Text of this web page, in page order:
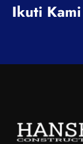
Ikuti Kami